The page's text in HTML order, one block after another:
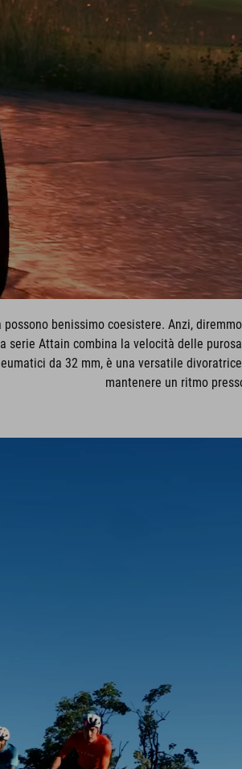
benissimo coesistere. Anzi,
serie Attain combina la velocità delle
da 32 mm, è una versatile
mantenere un ritmo